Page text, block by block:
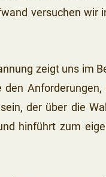
versuchen wir
zeigt uns im
der über die
hinführt zum